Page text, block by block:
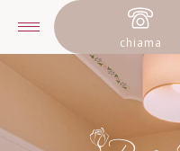
chiama